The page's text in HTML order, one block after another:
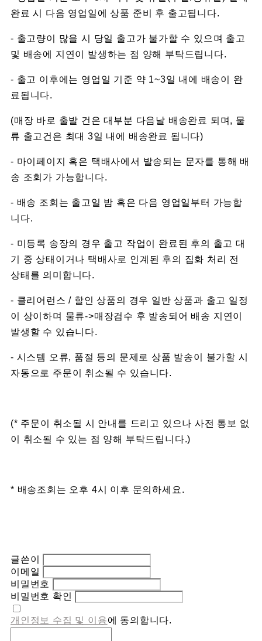
완료 시 다음 영업일에 상품 준비 후 출고됩니다.
- 출고량이 많을 시 당일 출고가 불가할 수 있으며 출고
및 배송에 지연이 발생하는 점 양해 부탁드립니다.
- 출고 이후에는 영업일 기준 약 1~3일 내에 배송이 완
료됩니다.
(매장 바로 출발 건은 대부분 다음날 배송완료 되며, 물
류 출고건은 최대 3일 내에 배송완료 됩니다)
- 마이페이지 혹은 택배사에서 발송되는 문자를 통해 배
송 조회가 가능합니다.
- 배송 조회는 출고일 밤 혹은 다음 영업일부터 가능합
니다.
- 미등록 송장의 경우 출고 작업이 완료된 후의 출고 대
기 중 상태이거나 택배사로 인계된 후의 집화 처리 전
상태를 의미합니다.
- 클리어런스 / 할인 상품의 경우 일반 상품과 출고 일정
이 상이하며 물류->매장검수 후 발송되어 배송 지연이
발생할 수 있습니다.
- 시스템 오류, 품절 등의 문제로 상품 발송이 불가할 시
자동으로 주문이 취소될 수 있습니다.
(* 주문이 취소될 시 안내를 드리고 있으나 사전 통보 없
이 취소될 수 있는 점 양해 부탁드립니다.)
* 배송조회는 오후 4시 이후 문의하세요.
글쓴이
이메일
비밀번호
비밀번호 확인
개인정보 수집 및 이용에 동의합니다.